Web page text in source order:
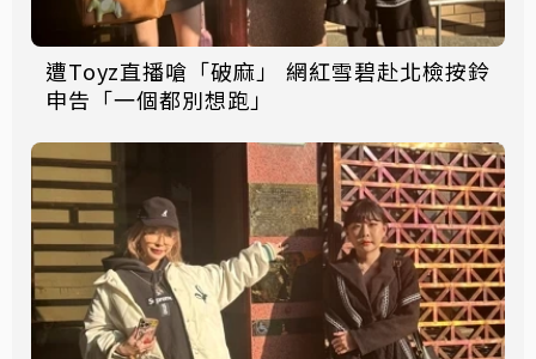
遭Toyz直播嗆「破麻」 網紅雪碧赴北檢按鈴
申告「一個都別想跑」